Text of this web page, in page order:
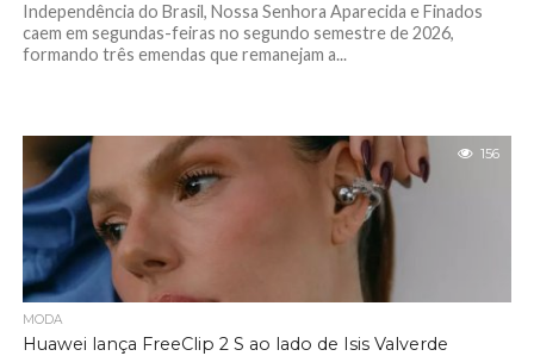
Independência do Brasil, Nossa Senhora Aparecida e Finados
caem em segundas-feiras no segundo semestre de 2026,
formando três emendas que remanejam a...
156
MODA
Huawei lança FreeClip 2 S ao lado de Isis Valverde